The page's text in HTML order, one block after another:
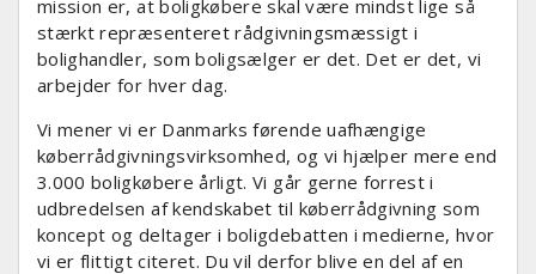
mission er, at boligkøbere skal være mindst lige så
stærkt repræsenteret rådgivningsmæssigt i
bolighandler, som boligsælger er det. Det er det, vi
arbejder for hver dag.
Vi mener vi er Danmarks førende uafhængige
køberrådgivningsvirksomhed, og vi hjælper mere end
3.000 boligkøbere årligt. Vi går gerne forrest i
udbredelsen af kendskabet til køberrådgivning som
koncept og deltager i boligdebatten i medierne, hvor
vi er flittigt citeret. Du vil derfor blive en del af en